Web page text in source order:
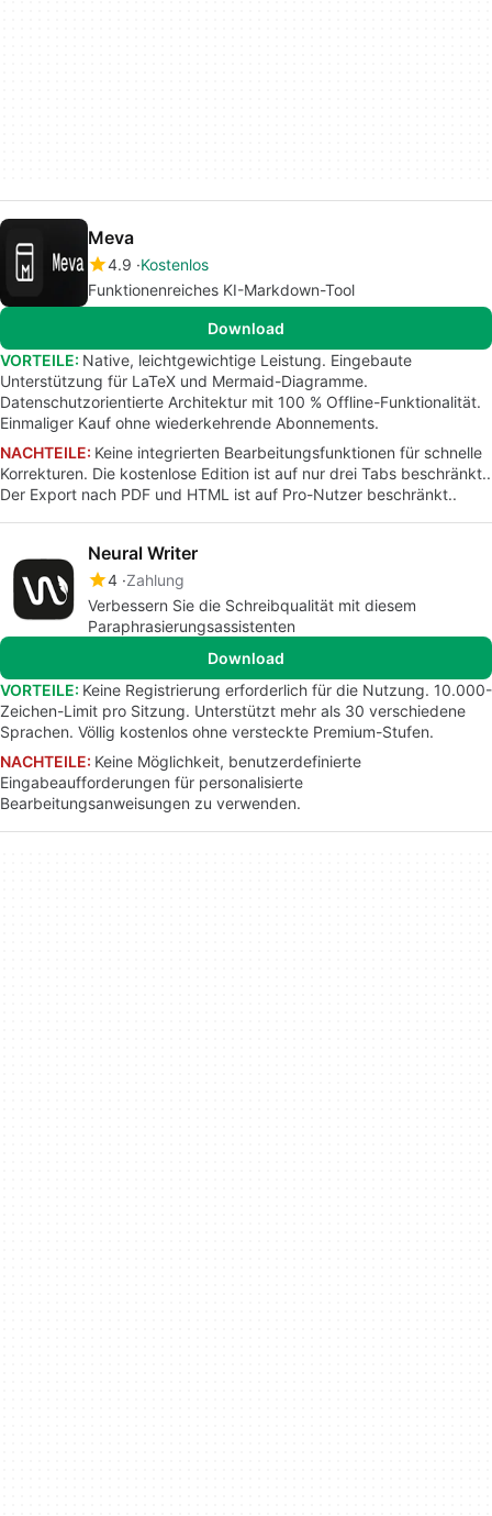
Meva
4.9 Kostenlos
Funktionenreiches KI-Markdown-Tool
Download
VORTEILE: Native, leichtgewichtige Leistung. Eingebaute
Unterstützung für LaTeX und Mermaid-Diagramme.
Datenschutzorientierte Architektur mit 100 % Offline-Funktionalität.
Einmaliger Kauf ohne wiederkehrende Abonnements.
NACHTEILE: Keine integrierten Bearbeitungsfunktionen für schnelle
Korrekturen. Die kostenlose Edition ist auf nur drei Tabs beschränkt..
Der Export nach PDF und HTML ist auf Pro-Nutzer beschränkt..
Neural Writer
4 Zahlung
Verbessern Sie die Schreibqualität mit diesem
Paraphrasierungsassistenten
Download
VORTEILE: Keine Registrierung erforderlich für die Nutzung. 10.000-
Zeichen-Limit pro Sitzung. Unterstützt mehr als 30 verschiedene
Sprachen. Völlig kostenlos ohne versteckte Premium-Stufen.
NACHTEILE: Keine Möglichkeit, benutzerdefinierte
Eingabeaufforderungen für personalisierte
Bearbeitungsanweisungen zu verwenden.